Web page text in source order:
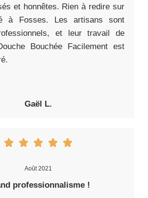
et honnêtes. Rien à redire sur
à Fosses. Les artisans sont
et leur travail de
Bouchée Facilement est
Gaël L.
Août 2021
professionnalisme !